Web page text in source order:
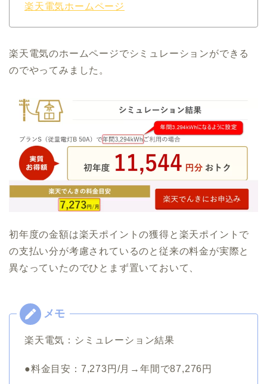
楽天電気ホームページ
楽天電気のホームページでシミュレーションができる
のでやってみました。
初年度の金額は楽天ポイントの獲得と楽天ポイントで
の支払い分が考慮されているのと従来の料金が実際と
異なっていたのでひとまず置いておいて、
楽天電気：シミュレーション結果
●料金目安：7,273円/月→年間で87,276円